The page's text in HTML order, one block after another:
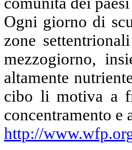
Ogni giorno di
zone
mezzogiorno,
altamente
cibo li motiva a
concentramento
http://